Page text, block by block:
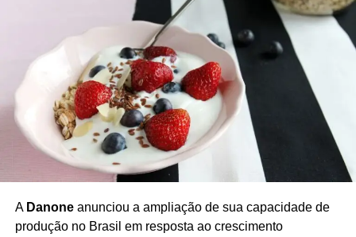
consideradas no contexto das investigações que buscam
esclarecer as circunstâncias do acidente e possíveis
responsabilidades relacionadas à segurança operacional
da companhia.
O caso também coloca em evidência os procedimentos
adotados pelas empresas aéreas para
identificação,
comunicação e registro de falhas técnicas
papel dos órgãos responsáveis pela fiscalização da
aviação civil no Brasil.
A Danoneanunciou a ampliação de sua capacidade de
produção no Brasil em resposta ao crescimento